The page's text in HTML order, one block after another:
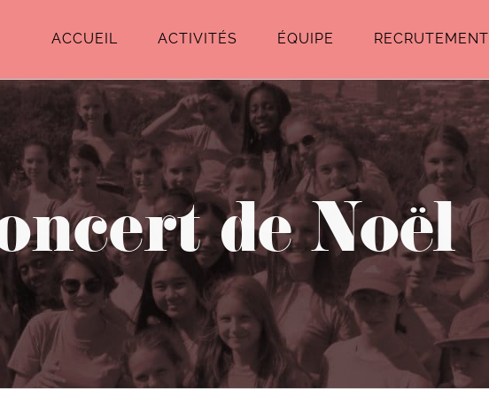
ACCUEIL ACTIVITÉS ÉQUIPE RECRUTEMENT
de Noël